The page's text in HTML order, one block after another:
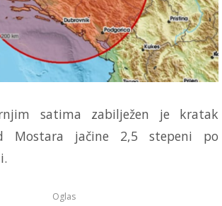
satima zabilježen je kratak
Mostara jačine 2,5 stepeni po
Oglas